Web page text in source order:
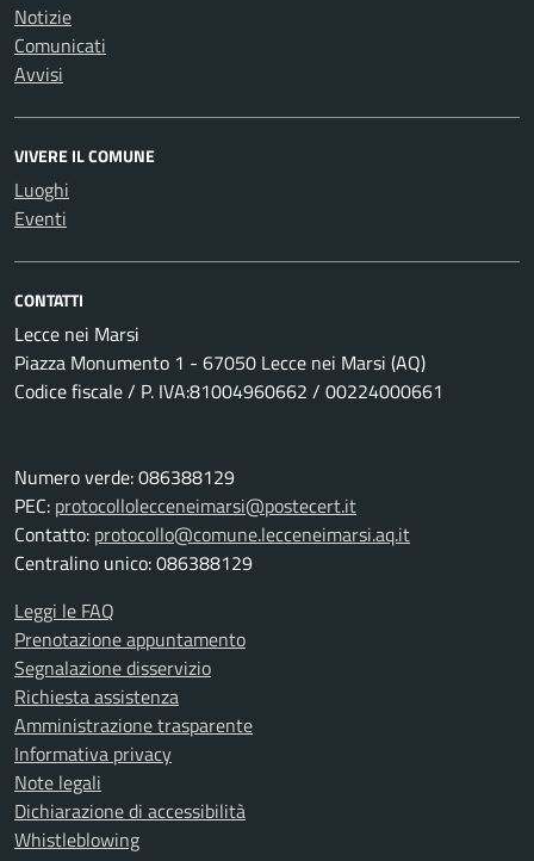
Notizie
Comunicati
Avvisi
VIVERE IL COMUNE
Luoghi
Eventi
CONTATTI
Lecce nei Marsi
Piazza Monumento 1 - 67050 Lecce nei Marsi (AQ)
Codice fiscale / P. IVA:81004960662 / 00224000661
Numero verde: 086388129
PEC: protocollolecceneimarsi@postecert.it
Contatto: protocollo@comune.lecceneimarsi.aq.it
Centralino unico: 086388129
Leggi le FAQ
Prenotazione appuntamento
Segnalazione disservizio
Richiesta assistenza
Amministrazione trasparente
Informativa privacy
Note legali
Dichiarazione di accessibilità
Whistleblowing